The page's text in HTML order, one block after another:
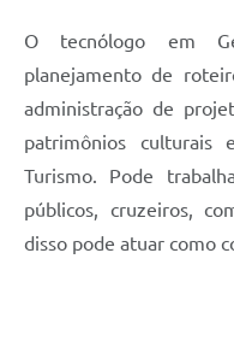
O tecnólogo em
planejamento de
administração de
patrimônios culturais
Turismo. Pode
públicos, cruzeiros,
disso pode atuar como